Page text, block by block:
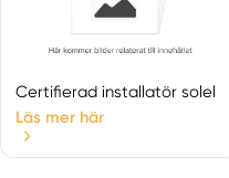
Certifierad installatör solel
Läs mer här